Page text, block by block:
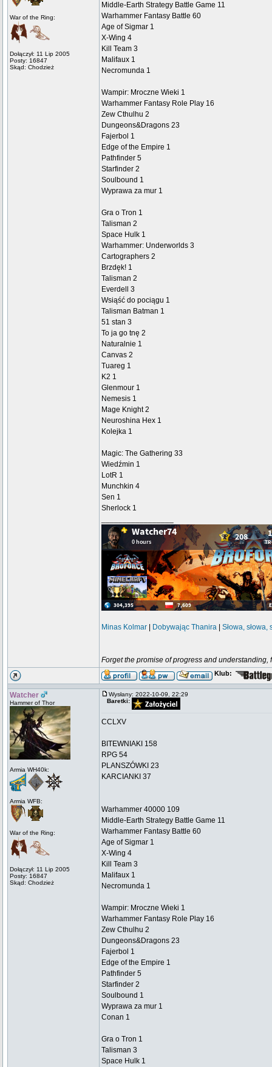
War of the Ring:
Dołączył: 11 Lip 2005
Posty: 16847
Skąd: Chodzież
Middle-Earth Strategy Battle Game 11
Warhammer Fantasy Battle 60
Age of Sigmar 1
X-Wing 4
Kill Team 3
Malifaux 1
Necromunda 1
Wampir: Mroczne Wieki 1
Warhammer Fantasy Role Play 16
Zew Cthulhu 2
Dungeons&Dragons 23
Fajerbol 1
Edge of the Empire 1
Pathfinder 5
Starfinder 2
Soulbound 1
Wyprawa za mur 1
Gra o Tron 1
Talisman 2
Space Hulk 1
Warhammer: Underworlds 3
Cartographers 2
Brzdęk! 1
Talisman 2
Everdell 3
Wsiąść do pociągu 1
Talisman Batman 1
51 stan 3
To ja go tnę 2
Naturalnie 1
Canvas 2
Tuareg 1
K2 1
Glenmour 1
Nemesis 1
Mage Knight 2
Neuroshina Hex 1
Kolejka 1
Magic: The Gathering 33
Wiedźmin 1
LotR 1
Munchkin 4
Sen 1
Sherlock 1
Minas Kolmar Dobywając Thanira Słowa, słowa,
Forget the promise of progress and
Klub:
Watcher
Hammer of Thor
Armia WH40k:
Armia WFB:
War of the Ring:
Dołączył: 11 Lip 2005
Posty: 16847
Skąd: Chodzież
Wysłany: 2022-10-09, 22:29
Baretki:
CCLXV
BITEWNIAKI 158
RPG 54
PLANSZÓWKI 23
KARCIANKI 37
Warhammer 40000 109
Middle-Earth Strategy Battle Game 11
Warhammer Fantasy Battle 60
Age of Sigmar 1
X-Wing 4
Kill Team 3
Malifaux 1
Necromunda 1
Wampir: Mroczne Wieki 1
Warhammer Fantasy Role Play 16
Zew Cthulhu 2
Dungeons&Dragons 23
Fajerbol 1
Edge of the Empire 1
Pathfinder 5
Starfinder 2
Soulbound 1
Wyprawa za mur 1
Conan 1
Gra o Tron 1
Talisman 3
Space Hulk 1